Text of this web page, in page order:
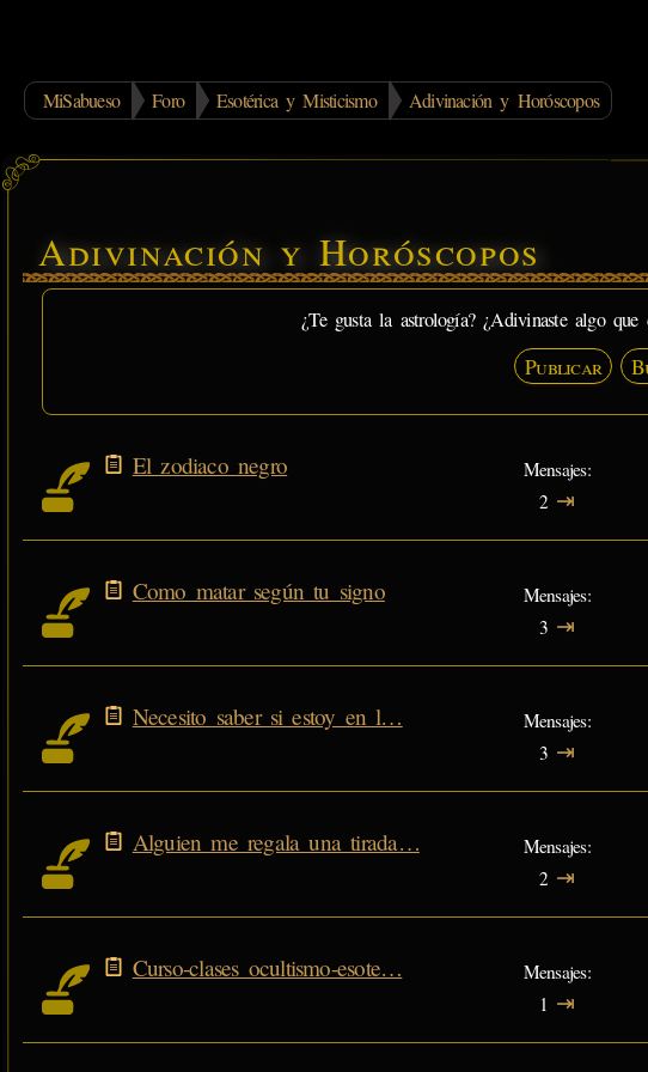
MiSabueso Foro Esotérica y Misticismo Adivinación y Horóscopos
Adivinación y Horóscopos
¿Te gusta la astrología? ¿Adivinaste algo que
Publicar
El zodiaco negro
Mensajes
2 ⇥
Como matar según tu signo
Mensajes
3 ⇥
Necesito saber si estoy en l…
Mensajes
3 ⇥
Alguien me regala una tirada…
Mensajes
2 ⇥
Curso-clases ocultismo-esote…
Mensajes
1 ⇥